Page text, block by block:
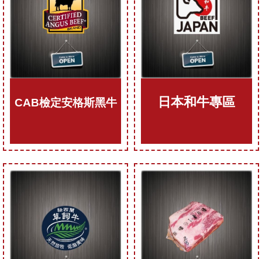
CAB檢定安格斯黑牛 日本和牛專區